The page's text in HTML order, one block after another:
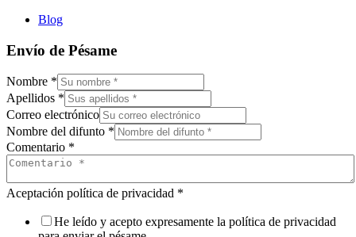
Blog
Envío de Pésame
Nombre *
Apellidos *
Correo electrónico
Nombre del difunto *
Comentario *
Aceptación política de privacidad *
He leído y acepto expresamente la política de privacidad